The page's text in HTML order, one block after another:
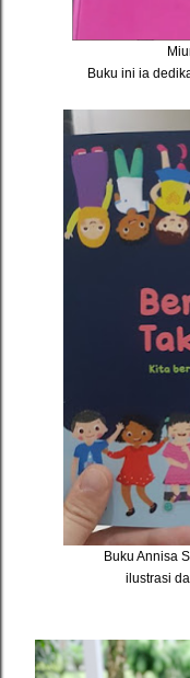
Buku ini ia
Buku Annisa
ilustrasi